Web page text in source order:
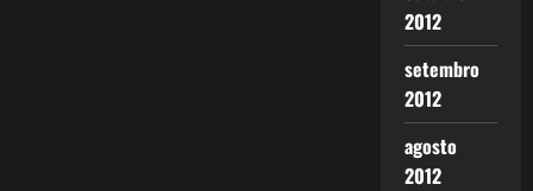
2012
setembro
2012
agosto
2012